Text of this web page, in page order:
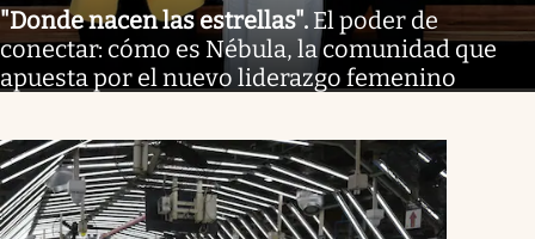
"Donde nacen las estrellas". El poder de
conectar: cómo es Nébula, la comunidad que
apuesta por el nuevo liderazgo femenino